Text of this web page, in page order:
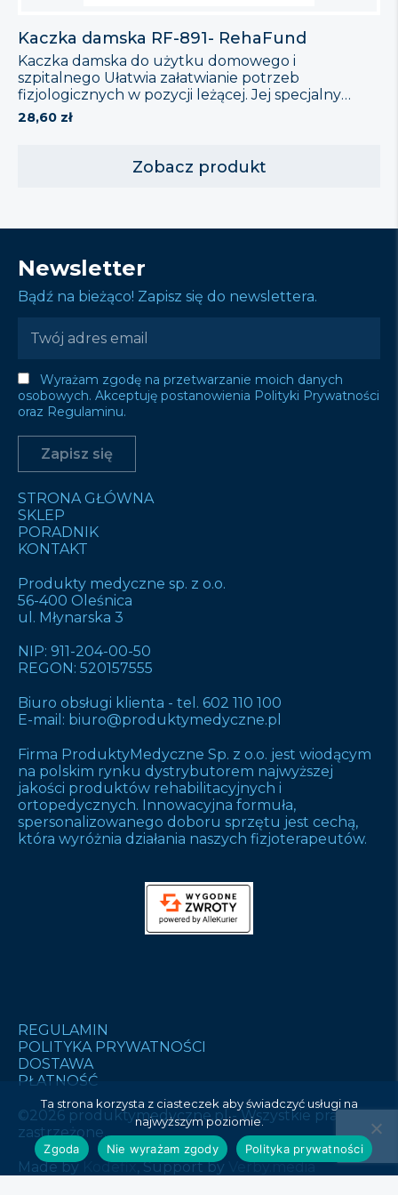
Kaczka damska RF-891- RehaFund
28,60 zł
Kaczka damska do użytku domowego i
szpitalnego Ułatwia załatwianie potrzeb
fizjologicznych w pozycji leżącej. Jej specjalny
profil dostosowany jest do anatomii kobiet i
zapobiega rozlewaniu moczu. Można ją myć,
Zastosowanie medyczne: Wyrób przeznaczony
jest do stosowania w jednostkach leczniczych i w
Zobacz produkt
Newsletter
Bądź na bieżąco! Zapisz się do newslettera.
Wyrażam zgodę na przetwarzanie moich danych
osobowych. Akceptuję postanowienia Polityki Prywatności
oraz Regulaminu.
STRONA GŁÓWNA
SKLEP
PORADNIK
KONTAKT
Produkty medyczne sp. z o.o.
56-400 Oleśnica
ul. Młynarska 3
NIP: 911-204-00-50
REGON: 520157555
Biuro obsługi klienta - tel. 602 110 100
E-mail: biuro@produktymedyczne.pl
Firma ProduktyMedyczne Sp. z o.o. jest wiodącym
na polskim rynku dystrybutorem najwyższej
jakości produktów rehabilitacyjnych i
ortopedycznych. Innowacyjna formuła,
spersonalizowanego doboru sprzętu jest cechą,
która wyróżnia działania naszych fizjoterapeutów.
REGULAMIN
POLITYKA PRYWATNOŚCI
DOSTAWA
PŁATNOŚĆ
©2026 produktymedyczne.pl - Wszystkie prawa
zastrzeżone.
Made by Kodefix, Support by Verby.media
Ta strona korzysta z ciasteczek aby świadczyć usługi na
najwyższym poziomie.
Zgoda
Nie wyrażam zgody Polityka prywatności